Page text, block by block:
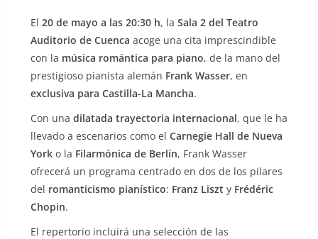
El 20 de mayo a las 20:30 h, la Sala 2 del Teatro
Auditorio de Cuenca acoge una cita imprescindible
con la música romántica para piano, de la mano del
prestigioso pianista alemán Frank Wasser, en
exclusiva para Castilla-La Mancha.
Con una dilatada trayectoria internacional, que le ha
llevado a escenarios como el Carnegie Hall de Nueva
Yorko la Filarmónica de Berlín, Frank Wasser
ofrecerá un programa centrado en dos de los pilares
del romanticismo pianístico: Franz Liszt y Frédéric
Chopin.
El repertorio incluirá una selección de las